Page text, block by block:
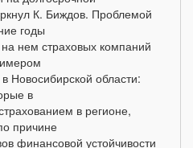
К. Биждов. Проблемой
годы
нем страховых компаний
Новосибирской области:
в
в регионе,
причине
финансовой устойчивости